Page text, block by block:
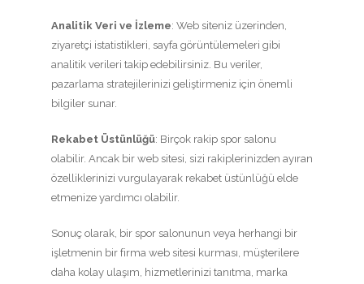
Analitik Veri ve İzleme: Web siteniz üzerinden,
ziyaretçi istatistikleri, sayfa görüntülemeleri gibi
analitik verileri takip edebilirsiniz. Bu veriler,
pazarlama stratejilerinizi geliştirmeniz için önemli
bilgiler sunar.
Rekabet Üstünlüğü: Birçok rakip spor salonu
olabilir. Ancak bir web sitesi, sizi rakiplerinizden ayıran
özelliklerinizi vurgulayarak rekabet üstünlüğü elde
etmenize yardımcı olabilir.
Sonuç olarak, bir spor salonunun veya herhangi bir
işletmenin bir firma web sitesi kurması, müşterilere
daha kolay ulaşım, hizmetlerinizi tanıtma, marka